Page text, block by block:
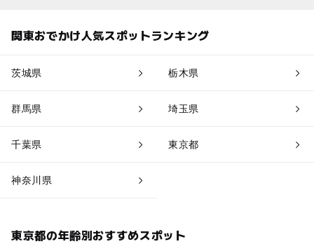
関東おでかけ人気スポットランキング
茨城県 栃木県
群馬県 埼玉県
千葉県 東京都
神奈川県
東京都の年齢別おすすめスポット